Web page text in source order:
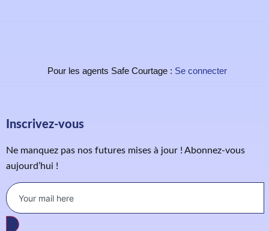
Pour les agents Safe Courtage : Se connecter
Inscrivez-vous
Ne manquez pas nos futures mises à jour ! Abonnez-vous
aujourd’hui !